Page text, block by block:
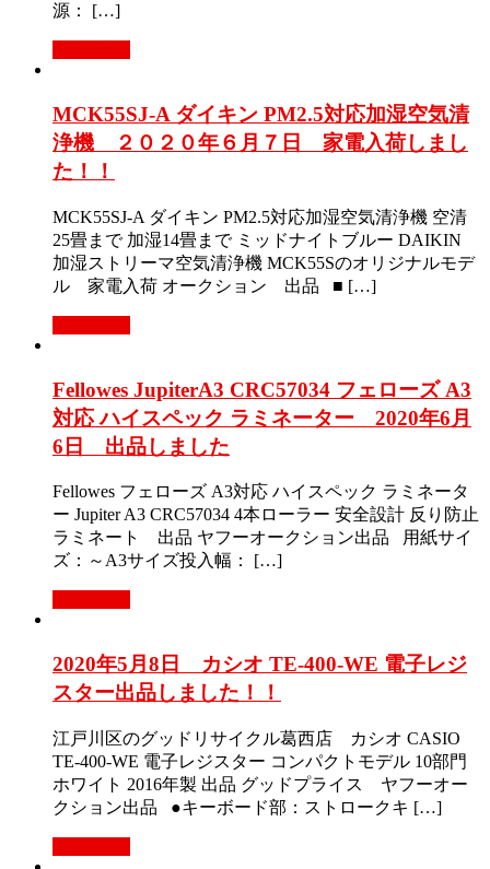
源： […]
MCK55SJ-A ダイキン PM2.5対応加湿空気清
浄機 ２０２０年６月７日 家電入荷しまし
た！！
MCK55SJ-A ダイキン PM2.5対応加湿空気清浄機 空清
25畳まで 加湿14畳まで ミッドナイトブルー DAIKIN
加湿ストリーマ空気清浄機 MCK55Sのオリジナルモデ
ル 家電入荷 オークション 出品 ■ […]
Fellowes JupiterA3 CRC57034 フェローズ A3
対応 ハイスペック ラミネーター 2020年6月
6日 出品しました
Fellowes フェローズ A3対応 ハイスペック ラミネータ
ー Jupiter A3 CRC57034 4本ローラー 安全設計 反り防止
ラミネート 出品 ヤフーオークション出品 用紙サイ
ズ：～A3サイズ投入幅： […]
2020年5月8日 カシオ TE-400-WE 電子レジ
スター出品しました！！
江戸川区のグッドリサイクル葛西店 カシオ CASIO
TE-400-WE 電子レジスター コンパクトモデル 10部門
ホワイト 2016年製 出品 グッドプライス ヤフーオー
クション出品 ●キーボード部：ストロークキ […]